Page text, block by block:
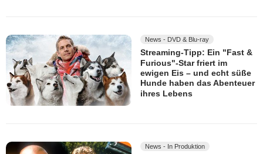
News - DVD & Blu-ray
Streaming-Tipp: Ein "Fast &
Furious"-Star friert im
ewigen Eis – und echt süße
Hunde haben das Abenteuer
ihres Lebens
News - In Produktion